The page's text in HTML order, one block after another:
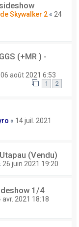
Skywalker 2 « 24
(+MR ) -
06 août 2021 6:53
1 2
« 14 juil. 2021
(Vendu)
26 juin 2021 19:20
1/4
avr. 2021 18:18